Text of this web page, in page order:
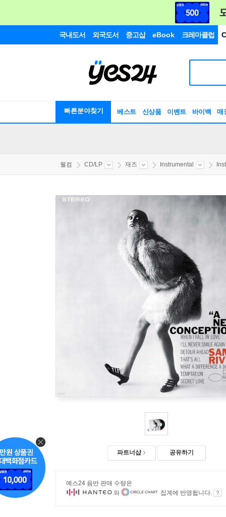
국내도서 외국도서 중고샵 eBook 크레마클럽
빠른분야찾기 베스트 신상품 이벤트 바이백 매
웰컴 CD/LP 재즈 Instrumental
파트너샵 공유하기
예스24 음반 판매 수량은
와
집계에 반영됩니다.